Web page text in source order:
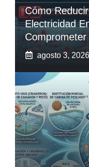
Cómo
Electricidad
agosto 3, 2026